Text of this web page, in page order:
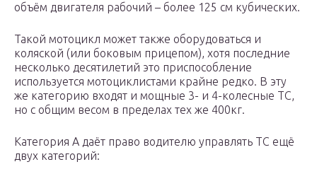
объём двигателя рабочий – более 125 см кубических.
Такой мотоцикл может также оборудоваться и
коляской (или боковым прицепом), хотя последние
несколько десятилетий это приспособление
используется мотоциклистами крайне редко. В эту
же категорию входят и мощные 3- и 4-колесные ТС,
но с общим весом в пределах тех же 400кг.
Категория А даёт право водителю управлять ТС ещё
двух категорий: